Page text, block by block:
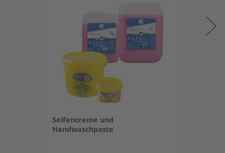
Seifencreme und
Handwaschpaste